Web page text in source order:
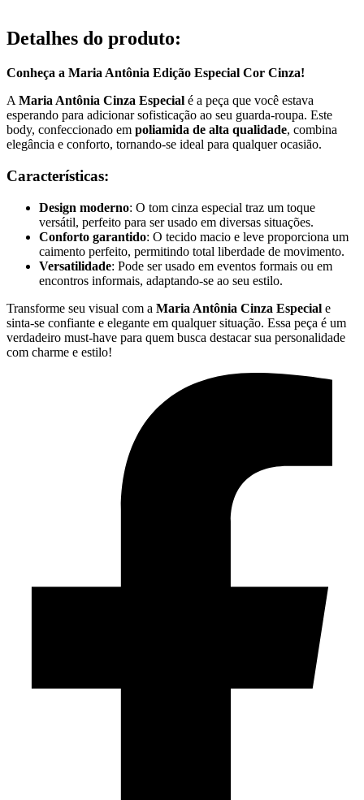
Detalhes do produto:
Conheça a Maria Antônia Edição Especial Cor Cinza!
A Maria Antônia Cinza Especial é a peça que você estava
esperando para adicionar sofisticação ao seu guarda-roupa. Este
body, confeccionado em poliamida de alta qualidade, combina
elegância e conforto, tornando-se ideal para qualquer ocasião.
Características:
Design moderno: O tom cinza especial traz um toque
versátil, perfeito para ser usado em diversas situações.
Conforto garantido: O tecido macio e leve proporciona um
caimento perfeito, permitindo total liberdade de movimento.
Versatilidade: Pode ser usado em eventos formais ou em
encontros informais, adaptando-se ao seu estilo.
Transforme seu visual com a Maria Antônia Cinza Especial e
sinta-se confiante e elegante em qualquer situação. Essa peça é um
verdadeiro must-have para quem busca destacar sua personalidade
com charme e estilo!